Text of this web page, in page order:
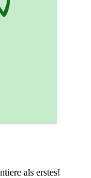
als erstes!